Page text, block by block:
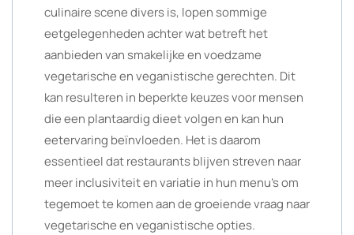
culinaire scene divers is, lopen sommige
eetgelegenheden achter wat betreft het
aanbieden van smakelijke en voedzame
vegetarische en veganistische gerechten. Dit
kan resulteren in beperkte keuzes voor mensen
die een plantaardig dieet volgen en kan hun
eetervaring beïnvloeden. Het is daarom
essentieel dat restaurants blijven streven naar
meer inclusiviteit en variatie in hun menu’s om
tegemoet te komen aan de groeiende vraag naar
vegetarische en veganistische opties.